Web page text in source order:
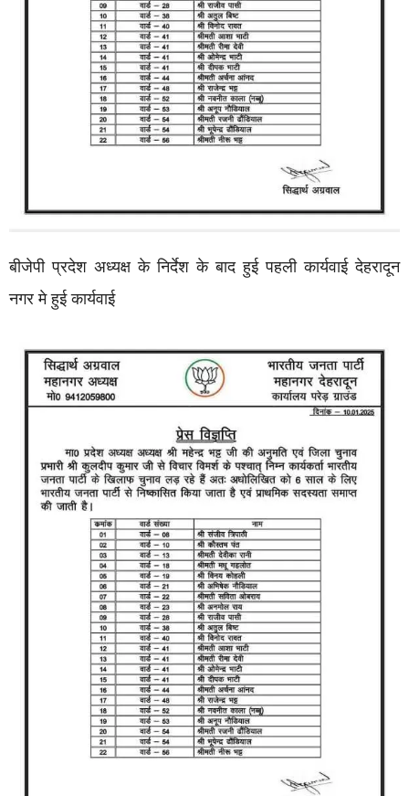
बीजेपी प्रदेश अध्यक्ष के निर्देश के बाद हुई पहली कार्यवाई देहरादून
नगर मे हुई कार्यवाई